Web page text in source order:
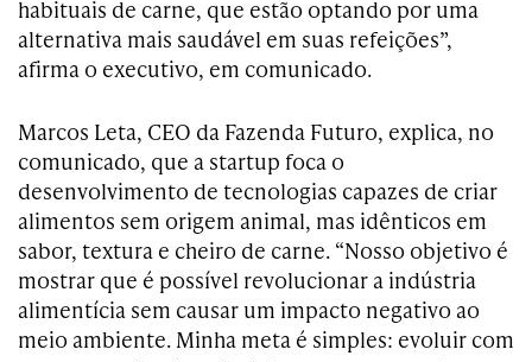
habituais de carne, que estão optando por uma
alternativa mais saudável em suas refeições”,
afirma o executivo, em comunicado.
Marcos Leta, CEO da Fazenda Futuro, explica, no
comunicado, que a startup foca o
desenvolvimento de tecnologias capazes de criar
alimentos sem origem animal, mas idênticos em
sabor, textura e cheiro de carne. “Nosso objetivo é
mostrar que é possível revolucionar a indústria
alimentícia sem causar um impacto negativo ao
meio ambiente. Minha meta é simples: evoluir com